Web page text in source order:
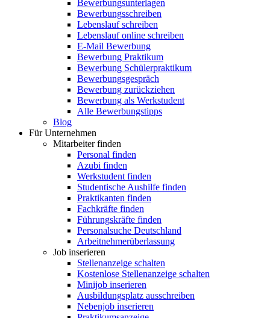
Bewerbungsunterlagen
Bewerbungsschreiben
Lebenslauf schreiben
Lebenslauf online schreiben
E-Mail Bewerbung
Bewerbung Praktikum
Bewerbung Schülerpraktikum
Bewerbungsgespräch
Bewerbung zurückziehen
Bewerbung als Werkstudent
Alle Bewerbungstipps
Blog
Für Unternehmen
Mitarbeiter finden
Personal finden
Azubi finden
Werkstudent finden
Studentische Aushilfe finden
Praktikanten finden
Fachkräfte finden
Führungskräfte finden
Personalsuche Deutschland
Arbeitnehmerüberlassung
Job inserieren
Stellenanzeige schalten
Kostenlose Stellenanzeige schalten
Minijob inserieren
Ausbildungsplatz ausschreiben
Nebenjob inserieren